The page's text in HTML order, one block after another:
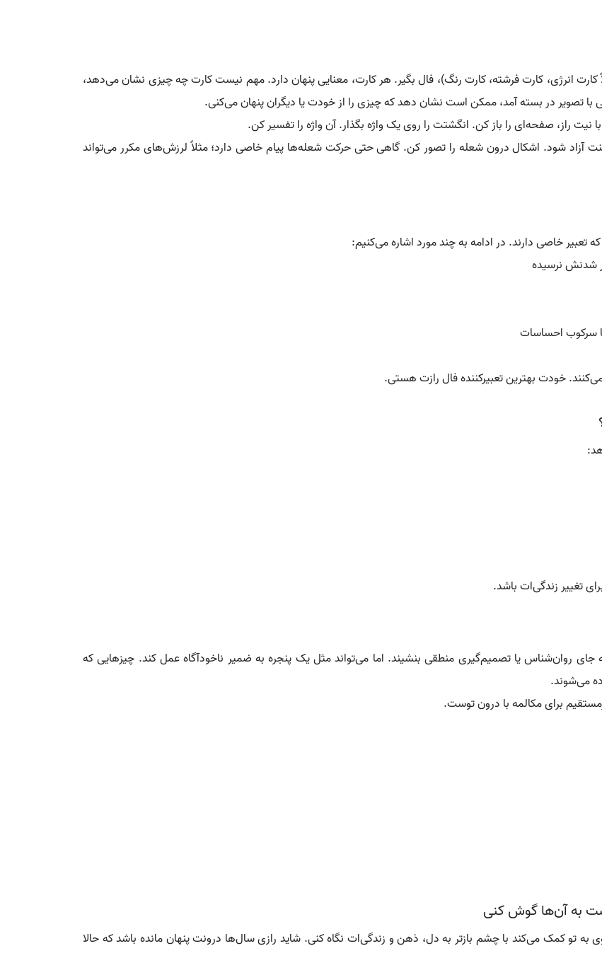
کارت انرژی، کارت فرشته، کارت رنگ)، فال بگیر. هر کارت، معنایی پنهان دارد. مهم نیست کارت چه چیزی نشان می‌دهد،
تصویر در بسته آمد، ممکن است نشان دهد که چیزی را از خودت یا دیگران پنهان می‌کنی.
نیت راز، صفحه‌ای را باز کن. انگشتت را روی یک واژه بگذار. آن واژه را تفسیر کن.
آزاد شود. اشکال درون شعله را تصور کن. گاهی حتی حرکت شعله‌ها پیام خاصی دارد؛ مثلاً لرزش‌های مکرر می‌تواند
تعبیر خاصی دارند. در ادامه به چند مورد اشاره می‌کنیم:
شدنش نرسیده
سرکوب احساسات
خودت بهترین تعبیرکننده فال رازت هستی.
تغییر زندگی‌ات باشد.
جای روان‌شناس یا تصمیم‌گیری منطقی بنشیند. اما می‌تواند مثل یک پنجره به ضمیر ناخودآگاه عمل کند. چیزهایی که
می‌شوند.
برای مکالمه با درون توست.
به آن‌ها گوش کنی
تو کمک می‌کند با چشم بازتر به دل، ذهن و زندگی‌ات نگاه کنی. شاید رازی سال‌ها درونت پنهان مانده باشد که حالا